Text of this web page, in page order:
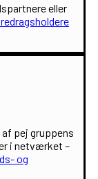
eller
pej gruppens
i netværket –
og